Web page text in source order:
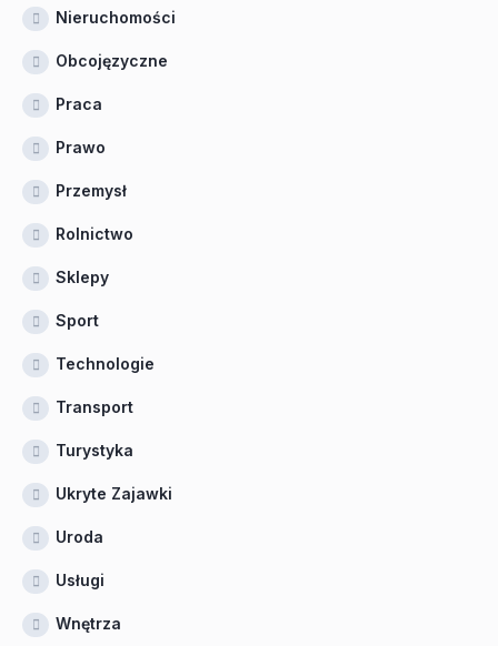
Nieruchomości
Obcojęzyczne
Praca
Prawo
Przemysł
Rolnictwo
Sklepy
Sport
Technologie
Transport
Turystyka
Ukryte Zajawki
Uroda
Usługi
Wnętrza